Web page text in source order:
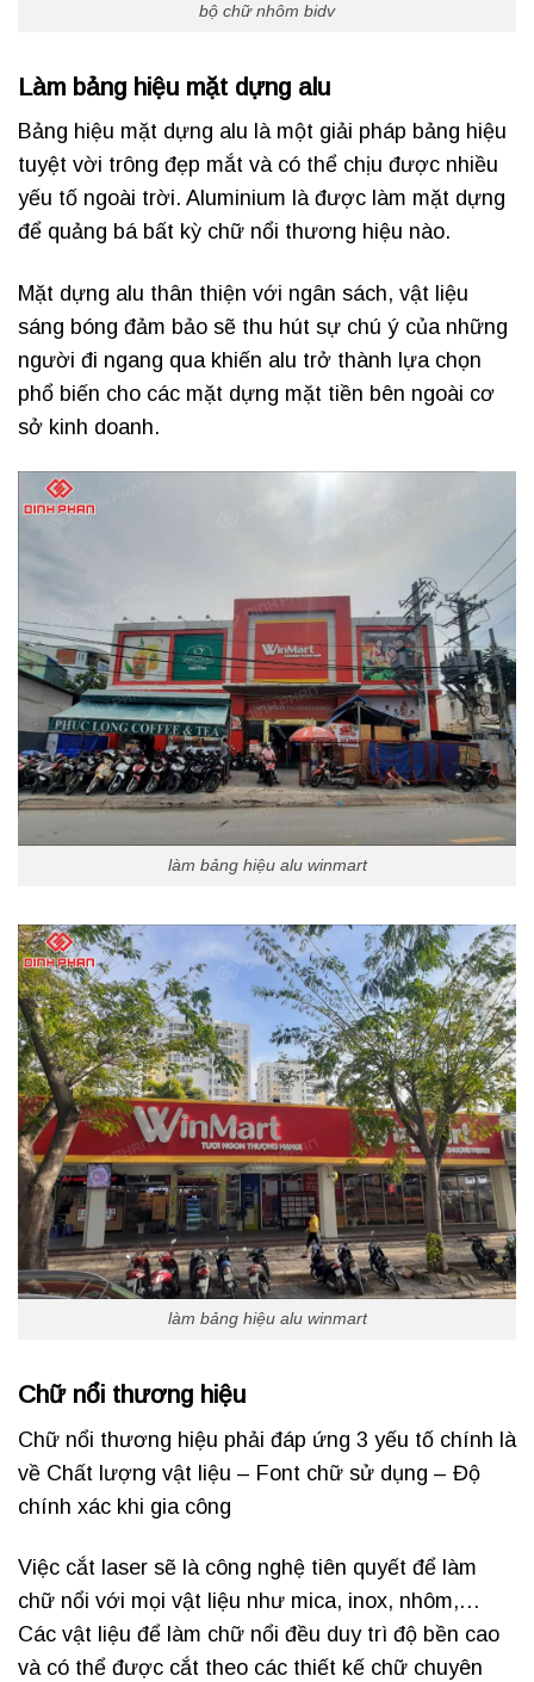
bộ chữ nhôm bidv
Làm bảng hiệu mặt dựng alu
Bảng hiệu mặt dựng alu là một giải pháp bảng hiệu
tuyệt vời trông đẹp mắt và có thể chịu được nhiều
yếu tố ngoài trời. Aluminium là được làm mặt dựng
để quảng bá bất kỳ chữ nổi thương hiệu nào.
Mặt dựng alu thân thiện với ngân sách, vật liệu
sáng bóng đảm bảo sẽ thu hút sự chú ý của những
người đi ngang qua khiến alu trở thành lựa chọn
phổ biến cho các mặt dựng mặt tiền bên ngoài cơ
sở kinh doanh.
làm bảng hiệu alu winmart
làm bảng hiệu alu winmart
Chữ nổi thương hiệu
Chữ nổi thương hiệu phải đáp ứng 3 yếu tố chính là
về Chất lượng vật liệu – Font chữ sử dụng – Độ
chính xác khi gia công
Việc cắt laser sẽ là công nghệ tiên quyết để làm
chữ nổi với mọi vật liệu như mica, inox, nhôm,…
Các vật liệu để làm chữ nổi đều duy trì độ bền cao
và có thể được cắt theo các thiết kế chữ chuyên